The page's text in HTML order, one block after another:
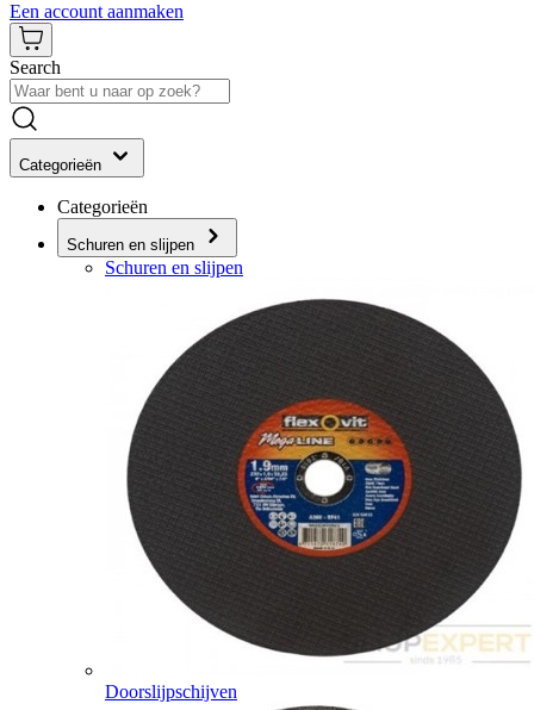
Een account aanmaken
Search
Categorieën
Categorieën
Schuren en slijpen
Schuren en slijpen
Doorslijpschijven